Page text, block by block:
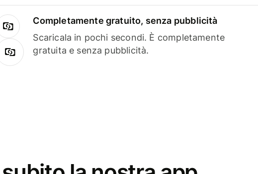
Completamente gratuito, senza pubblicità
Scaricala in pochi secondi. È completamente
gratuita e senza pubblicità.